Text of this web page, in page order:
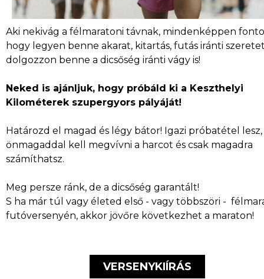
Aki nekivág a félmaratoni távnak, mindenképpen
hogy legyen benne akarat, kitartás, futás iránti
dolgozzon benne a dicsőség iránti vágy is!
Neked is ajánljuk, hogy próbáld ki a Keszthelyi
Kilométerek szupergyors pályáját!
Határozd el magad és légy bátor! Igazi próbatétel
önmagaddal kell megvívni a harcot és csak magadra
számíthatsz.
Meg persze ránk, de a dicsőség garantált!
S ha már túl vagy életed első - vagy többszöri -
futóversenyén, akkor jövőre következhet a maraton!
VERSENYKIÍRÁS